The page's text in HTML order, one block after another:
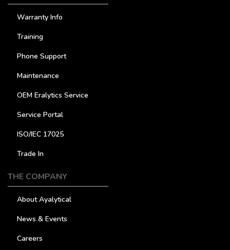
Warranty Info
Training
Phone Support
Maintenance
OEM Eralytics Service
Service Portal
ISO/IEC 17025
Trade In
THE COMPANY
About Ayalytical
News & Events
Careers